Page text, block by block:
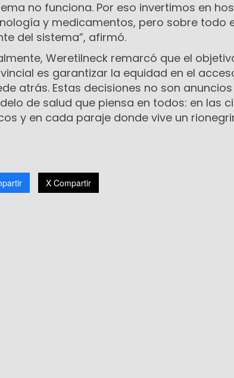
no funciona. Por eso invertimos en
y medicamentos, pero sobre todo
del sistema”, afirmó.
Weretilneck remarcó que el
es garantizar la equidad en el
atrás. Estas decisiones no son
de salud que piensa en todos: en las
y en cada paraje donde vive un
X Compartir